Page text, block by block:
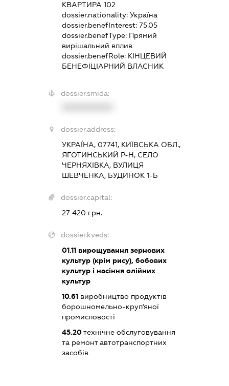
КВАРТИРА 102
dossier.nationality: Україна
dossier.benefInterest: 75.05
dossier.benefType: Прямий
вирішальний вплив
dossier.benefRole: КІНЦЕВИЙ
БЕНЕФІЦІАРНИЙ ВЛАСНИК
dossier.smida:
dossier.address:
УКРАЇНА, 07741, КИЇВСЬКА ОБЛ.,
ЯГОТИНСЬКИЙ Р-Н, СЕЛО
ЧЕРНЯХІВКА, ВУЛИЦЯ
ШЕВЧЕНКА, БУДИНОК 1-Б
dossier.capital:
27 420 грн.
dossier.kveds:
01.11вирощування зернових
культур (крім рису), бобових
культур і насіння олійних
культур
10.61виробництво продуктів
борошномельно-круп'яної
промисловості
45.20технічне обслуговування
та ремонт автотранспортних
засобів